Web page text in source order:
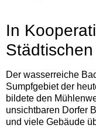
In
Der wasserreiche
Sumpfgebiet der
bildete den
unsichtbaren Dorfer
und viele Gebäude